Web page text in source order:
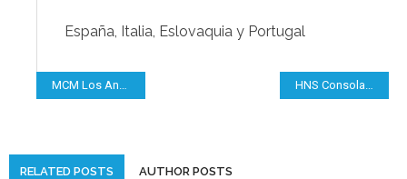
España, Italia, Eslovaquia y Portugal
Navegación
entradas
MCM Los Andes HNS Consolación
RELATED POSTS AUTHOR POSTS